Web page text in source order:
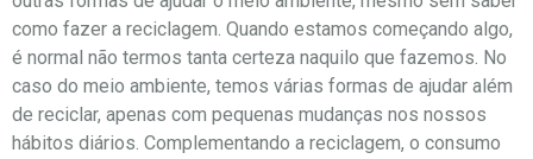
como fazer a reciclagem. Quando estamos começando algo,
é normal não termos tanta certeza naquilo que fazemos. No
caso do meio ambiente, temos várias formas de ajudar além
de reciclar, apenas com pequenas mudanças nos nossos
hábitos diários. Complementando a reciclagem, o consumo